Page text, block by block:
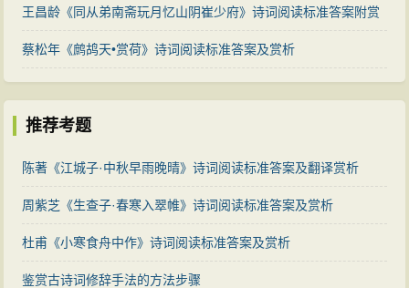
王昌龄《同从弟南斋玩月忆山阴崔少府》诗词阅读标准答案附赏
析
蔡松年《鹧鸪天•赏荷》诗词阅读标准答案及赏析
推荐考题
陈著《江城子·中秋早雨晚晴》诗词阅读标准答案及翻译赏析
周紫芝《生查子·春寒入翠帷》诗词阅读标准答案及赏析
杜甫《小寒食舟中作》诗词阅读标准答案及赏析
鉴赏古诗词修辞手法的方法步骤